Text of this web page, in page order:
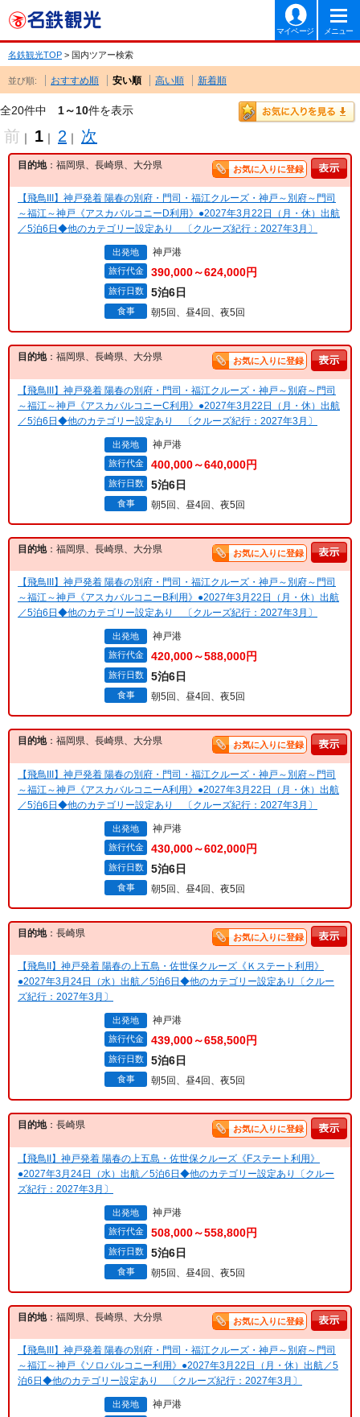
マイページ メニュー
名鉄観光TOP > 国内ツアー検索
並び順: おすすめ順 安い順 高い順 新着順
全20件中 1～10件を表示
前 ｜ 1 ｜ 2 ｜ 次
目的地：福岡県、長崎県、大分県 お気に入りに登録
【飛鳥III】神戸発着 陽春の別府・門司・福江クルーズ・神戸～別府～門司
～福江～神戸《アスカバルコニーD利用》●2027年3月22日（月・休）出航
／5泊6日◆他のカテゴリー設定あり 〔クルーズ紀行：2027年3月〕
出発地 神戸港
旅行代金 390,000～624,000円
旅行日数 5泊6日
食事 朝5回、昼4回、夜5回
目的地：福岡県、長崎県、大分県 お気に入りに登録
【飛鳥III】神戸発着 陽春の別府・門司・福江クルーズ・神戸～別府～門司
～福江～神戸《アスカバルコニーC利用》●2027年3月22日（月・休）出航
／5泊6日◆他のカテゴリー設定あり 〔クルーズ紀行：2027年3月〕
出発地 神戸港
旅行代金 400,000～640,000円
旅行日数 5泊6日
食事 朝5回、昼4回、夜5回
目的地：福岡県、長崎県、大分県 お気に入りに登録
【飛鳥III】神戸発着 陽春の別府・門司・福江クルーズ・神戸～別府～門司
～福江～神戸《アスカバルコニーB利用》●2027年3月22日（月・休）出航
／5泊6日◆他のカテゴリー設定あり 〔クルーズ紀行：2027年3月〕
出発地 神戸港
旅行代金 420,000～588,000円
旅行日数 5泊6日
食事 朝5回、昼4回、夜5回
目的地：福岡県、長崎県、大分県 お気に入りに登録
【飛鳥III】神戸発着 陽春の別府・門司・福江クルーズ・神戸～別府～門司
～福江～神戸《アスカバルコニーA利用》●2027年3月22日（月・休）出航
／5泊6日◆他のカテゴリー設定あり 〔クルーズ紀行：2027年3月〕
出発地 神戸港
旅行代金 430,000～602,000円
旅行日数 5泊6日
食事 朝5回、昼4回、夜5回
目的地：長崎県 お気に入りに登録
【飛鳥II】神戸発着 陽春の上五島・佐世保クルーズ《Ｋステート利用》
●2027年3月24日（水）出航／5泊6日◆他のカテゴリー設定あり〔クルー
ズ紀行：2027年3月〕
出発地 神戸港
旅行代金 439,000～658,500円
旅行日数 5泊6日
食事 朝5回、昼4回、夜5回
目的地：長崎県 お気に入りに登録
【飛鳥II】神戸発着 陽春の上五島・佐世保クルーズ《Fステート利用》
●2027年3月24日（水）出航／5泊6日◆他のカテゴリー設定あり〔クルー
ズ紀行：2027年3月〕
出発地 神戸港
旅行代金 508,000～558,800円
旅行日数 5泊6日
食事 朝5回、昼4回、夜5回
目的地：福岡県、長崎県、大分県 お気に入りに登録
【飛鳥III】神戸発着 陽春の別府・門司・福江クルーズ・神戸～別府～門司
～福江～神戸《ソロバルコニー利用》●2027年3月22日（月・休）出航／5
泊6日◆他のカテゴリー設定あり 〔クルーズ紀行：2027年3月〕
出発地 神戸港